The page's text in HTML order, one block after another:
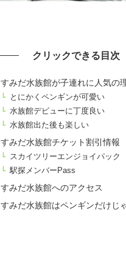
クリックできる目次
すみだ水族館が子連れに人気の
とにかくペンギンが可愛い
水族館デビューに丁度良い
水族館出た後も楽しい
すみだ水族館チケット割引情報
スカイツリーエンジョイパック
駅探メンバーPass
すみだ水族館へのアクセス
すみだ水族館はペンギンだけじ